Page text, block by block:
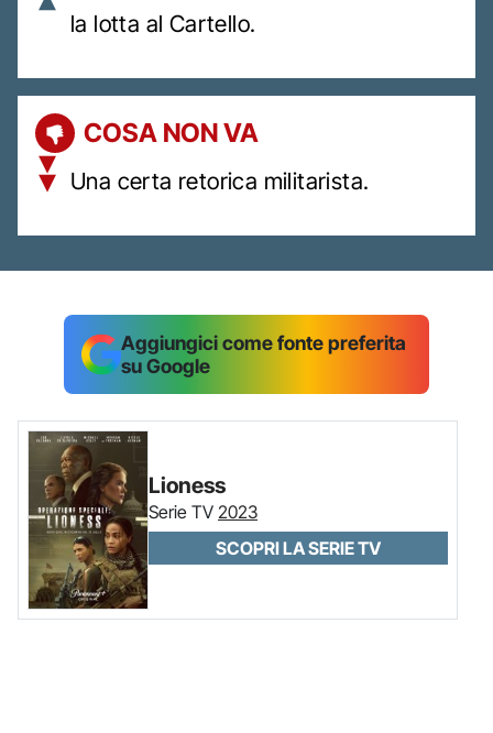
la lotta al Cartello.
COSA NON VA
Una certa retorica militarista.
Aggiungici come fonte preferita
su Google
Lioness
Serie TV 2023
SCOPRI LA SERIE TV